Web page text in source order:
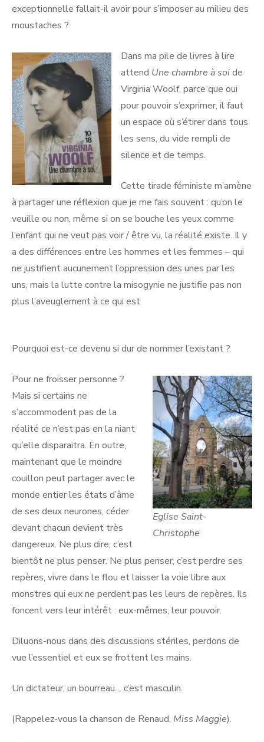
exceptionnelle fallait-il avoir pour s’imposer au milieu des
moustaches ?
Dans ma pile de livres à lire
attend Une chambre à soide
Virginia Woolf, parce que oui
pour pouvoir s’exprimer, il faut
un espace où s’étirer dans tous
les sens, du vide rempli de
silence et de temps.
Cette tirade féministe m’amène
à partager une réflexion que je me fais souvent : qu’on le
veuille ou non, même si on se bouche les yeux comme
l’enfant qui ne veut pas voir / être vu, la réalité existe. Il y
a des différences entre les hommes et les femmes – qui
ne justifient aucunement l’oppression des unes par les
uns, mais la lutte contre la misogynie ne justifie pas non
plus l’aveuglement à ce qui est.
Pourquoi est-ce devenu si dur de nommer l’existant ?
Eglise Saint-
Christophe
Pour ne froisser personne ?
Mais si certains ne
s’accommodent pas de la
réalité ce n’est pas en la niant
qu’elle disparaitra. En outre,
maintenant que le moindre
couillon peut partager avec le
monde entier les états d’âme
de ses deux neurones, céder
devant chacun devient très
dangereux. Ne plus dire, c’est
bientôt ne plus penser. Ne plus penser, c’est perdre ses
repères, vivre dans le flou et laisser la voie libre aux
monstres qui eux ne perdent pas les leurs de repères. Ils
foncent vers leur intérêt : eux-mêmes, leur pouvoir.
Diluons-nous dans des discussions stériles, perdons de
vue l’essentiel et eux se frottent les mains.
Un dictateur, un bourreau… c’est masculin.
(Rappelez-vous la chanson de Renaud, Miss Maggie).